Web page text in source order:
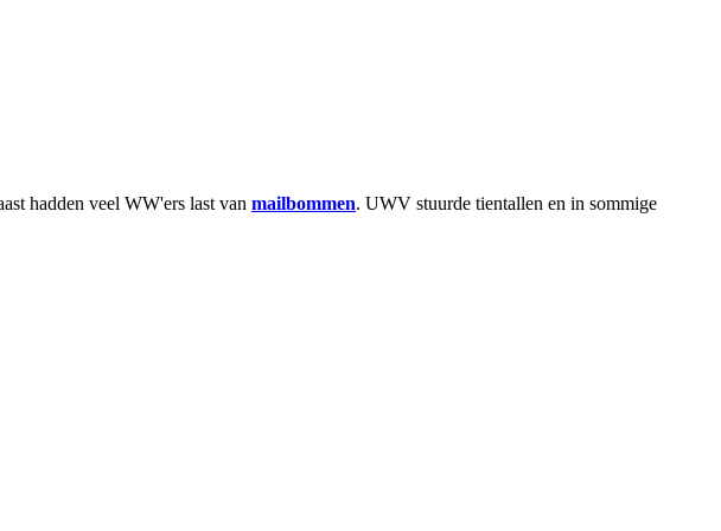
hadden veel WW'ers last van mailbommen. UWV stuurde tientallen en in sommige